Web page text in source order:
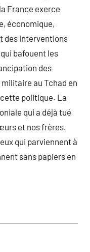
France exerce
économique,
des interventions
bafouent les
des
au Tchad en
politique. La
qui a déjà tué
et nos frères.
qui parviennent à
sans papiers en